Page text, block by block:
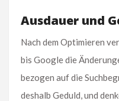
Ausdauer und
Nach dem Optimieren
bis Google die
bezogen auf die
deshalb Geduld, und